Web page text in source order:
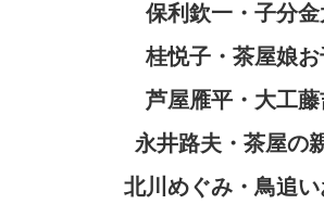
保利欽一・子分金
桂悦子・茶屋娘お
芦屋雁平・大工藤
永井路夫・茶屋の
北川めぐみ・鳥追